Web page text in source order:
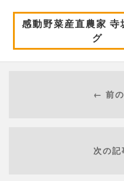
感動野菜産直農家 寺
グ
← 前の
次の